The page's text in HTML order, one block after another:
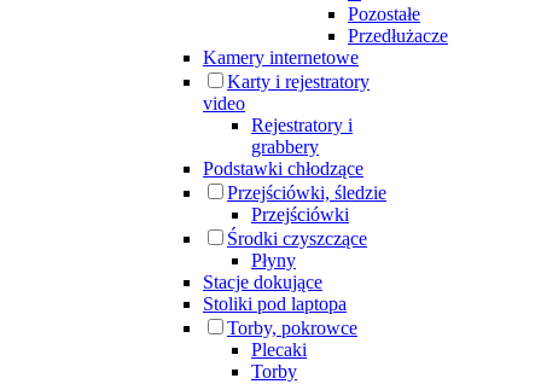
Pozostałe
Przedłużacze
Kamery internetowe
Karty i rejestratory
video
Rejestratory i
grabbery
Podstawki chłodzące
Przejściówki, śledzie
Przejściówki
Środki czyszczące
Płyny
Stacje dokujące
Stoliki pod laptopa
Torby, pokrowce
Plecaki
Torby